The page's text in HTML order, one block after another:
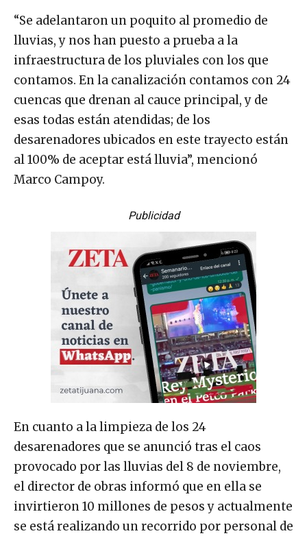
“Se adelantaron un poquito al promedio de
lluvias, y nos han puesto a prueba a la
infraestructura de los pluviales con los que
contamos. En la canalización contamos con 24
cuencas que drenan al cauce principal, y de
esas todas están atendidas; de los
desarenadores ubicados en este trayecto están
al 100% de aceptar está lluvia”, mencionó
Marco Campoy.
Publicidad
En cuanto a la limpieza de los 24
desarenadores que se anunció tras el caos
provocado por las lluvias del 8 de noviembre,
el director de obras informó que en ella se
invirtieron 10 millones de pesos y actualmente
se está realizando un recorrido por personal de